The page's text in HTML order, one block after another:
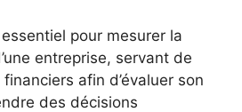
pour mesurer la
entreprise, servant de
afin d’évaluer son
des décisions